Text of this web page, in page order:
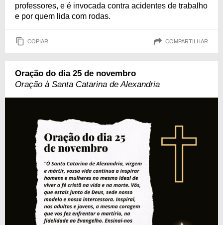
professores, e é invocada contra acidentes de trabalho
e por quem lida com rodas.
COPIAR COMPARTILHAR
Oração do dia 25 de novembro
Oração à Santa Catarina de Alexandria